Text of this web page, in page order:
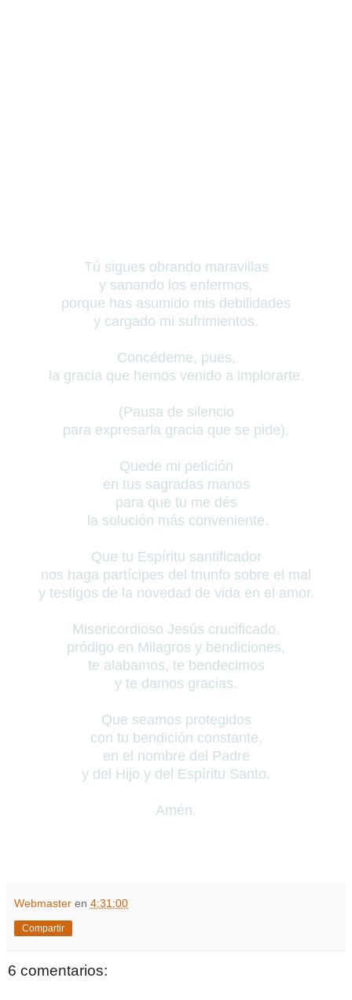
Tú sigues obrando maravillas
y sanando los enfermos,
porque has asumido mis debilidades
y cargado mi sufrimientos.
Concédeme, pues,
la gracia que hemos venido a implorarte.
(Pausa de silencio
para expresarla gracia que se pide).
Quede mi petición
en tus sagradas manos
para que tu me dés
la solución más conveniente.
Que tu Espíritu santificador
nos haga partícipes del triunfo sobre el mal
y testigos de la novedad de vida en el amor.
Misericordioso Jesús crucificado,
pródigo en Milagros y bendiciones,
te alabamos, te bendecimos
y te damos gracias.
Que seamos protegidos
con tu bendición constante,
en el nombre del Padre
y del Hijo y del Espíritu Santo.
Amén.
Webmaster en 4:31:00
Compartir
6 comentarios: